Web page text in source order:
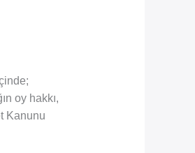
oy hakkı,
Kanunu